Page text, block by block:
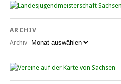
ARCHIV
Archiv